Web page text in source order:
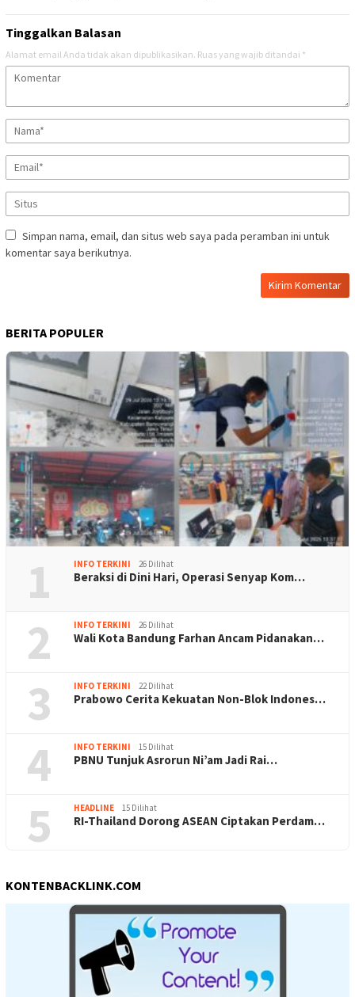
Tinggalkan Balasan
Alamat email Anda tidak akan dipublikasikan. Ruas yang wajib ditandai *
Simpan nama, email, dan situs web saya pada peramban ini untuk
komentar saya berikutnya.
BERITA POPULER
1 INFO TERKINI 26 Dilihat
Beraksi di Dini Hari, Operasi Senyap Kom…
2 INFO TERKINI 26 Dilihat
Wali Kota Bandung Farhan Ancam Pidanakan…
3 INFO TERKINI 22 Dilihat
Prabowo Cerita Kekuatan Non-Blok Indones…
4 INFO TERKINI 15 Dilihat
PBNU Tunjuk Asrorun Ni’am Jadi Rai…
5 HEADLINE 15 Dilihat
RI-Thailand Dorong ASEAN Ciptakan Perdam…
KONTENBACKLINK.COM